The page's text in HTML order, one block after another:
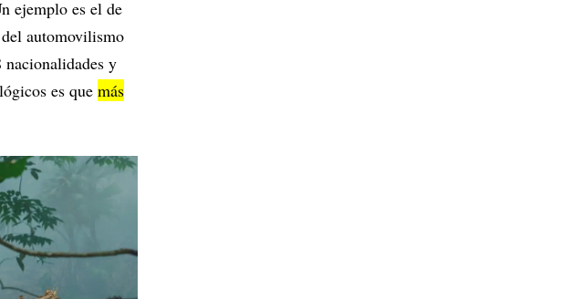
ejemplo es el de
automovilismo
nacionalidades y
es que más